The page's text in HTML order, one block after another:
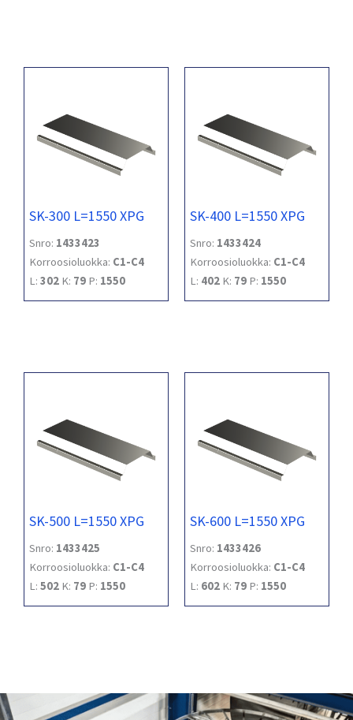
SK-300 L=1550 XPG
Snro: 1433423
Korroosioluokka: C1-C4
L: 302 K: 79 P: 1550
SK-400 L=1550 XPG
Snro: 1433424
Korroosioluokka: C1-C4
L: 402 K: 79 P: 1550
SK-500 L=1550 XPG
Snro: 1433425
Korroosioluokka: C1-C4
L: 502 K: 79 P: 1550
SK-600 L=1550 XPG
Snro: 1433426
Korroosioluokka: C1-C4
L: 602 K: 79 P: 1550